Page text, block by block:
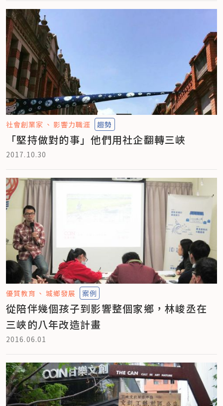
社會創業家 影響力職涯 趨勢
「堅持做對的事」他們用社企翻轉三峽
2017.10.30
優質教育 城鄉發展 案例
從陪伴幾個孩子到影響整個家鄉，林峻丞在
三峽的八年改造計畫
2016.06.01